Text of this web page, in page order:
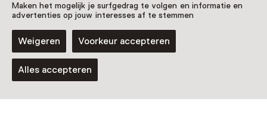
Maken het mogelijk je surfgedrag te volgen en informatie en
advertenties op jouw interesses af te stemmen
Weigeren Voorkeur accepteren
Alles accepteren
Instaprondleiding in de Oude Hortus
Zondag 30 augustus van 13:30 tot 14:30
uur